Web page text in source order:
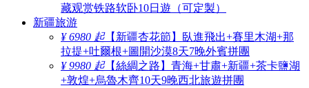
藏观赏铁路软卧10日遊（可定製）
新疆旅游
¥ 6980 起【新疆杏花節】臥進飛出+賽里木湖+那
拉提+吐爾根+圖開沙漠8天7晚外賓拼團
¥ 9980 起【絲綢之路】青海+甘肅+新疆+茶卡鹽湖
+敦煌+烏魯木齊10天9晚西北旅遊拼團